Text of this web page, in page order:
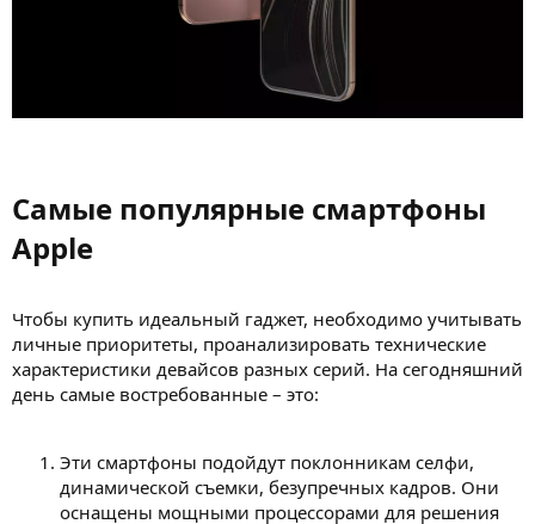
Самые популярные смартфоны
Apple​
Чтобы купить идеальный гаджет, необходимо учитывать
личные приоритеты, проанализировать технические
характеристики девайсов разных серий. На сегодняшний
день самые востребованные – это:
Эти смартфоны подойдут поклонникам селфи,
динамической съемки, безупречных кадров. Они
оснащены мощными процессорами для решения